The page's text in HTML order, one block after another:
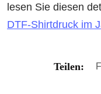
lesen Sie diesen
DTF-Shirtdruck im
Teilen: